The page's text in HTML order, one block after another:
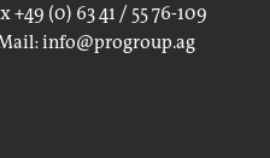
+49 (0) 63 41 / 55 76-109
info@progroup.ag